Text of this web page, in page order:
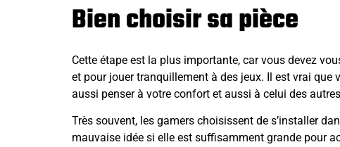
Bien choisir sa pièce
Cette étape est la plus importante, car vous devez
et pour jouer tranquillement à des jeux. Il est vrai
aussi penser à votre confort et aussi à celui des
Très souvent, les gamers choisissent de s’installer
mauvaise idée si elle est suffisamment grande pour